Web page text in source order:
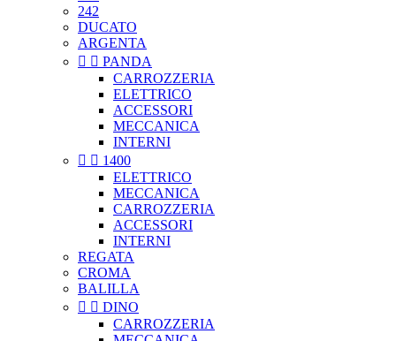
242
DUCATO
ARGENTA
  PANDA
CARROZZERIA
ELETTRICO
ACCESSORI
MECCANICA
INTERNI
  1400
ELETTRICO
MECCANICA
CARROZZERIA
ACCESSORI
INTERNI
REGATA
CROMA
BALILLA
  DINO
CARROZZERIA